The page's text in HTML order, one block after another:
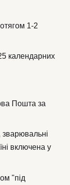
1-2
календарних
Пошта за
зварювальні
включена у
"під